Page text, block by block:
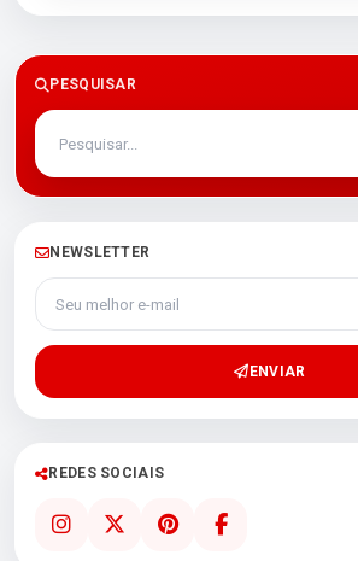
PESQUISAR
NEWSLETTER
Seu melhor e-mail
ENVIAR
REDES SOCIAIS